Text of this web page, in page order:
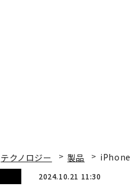
テクノロジー 製品 iPhone
2024.10.21 11:30